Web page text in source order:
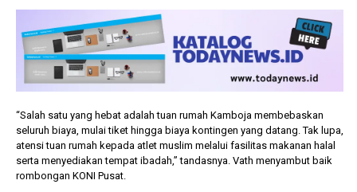
“Salah satu yang hebat adalah tuan rumah Kamboja membebaskan
seluruh biaya, mulai tiket hingga biaya kontingen yang datang. Tak lupa,
atensi tuan rumah kepada atlet muslim melalui fasilitas makanan halal
serta menyediakan tempat ibadah,” tandasnya. Vath menyambut baik
rombongan KONI Pusat.